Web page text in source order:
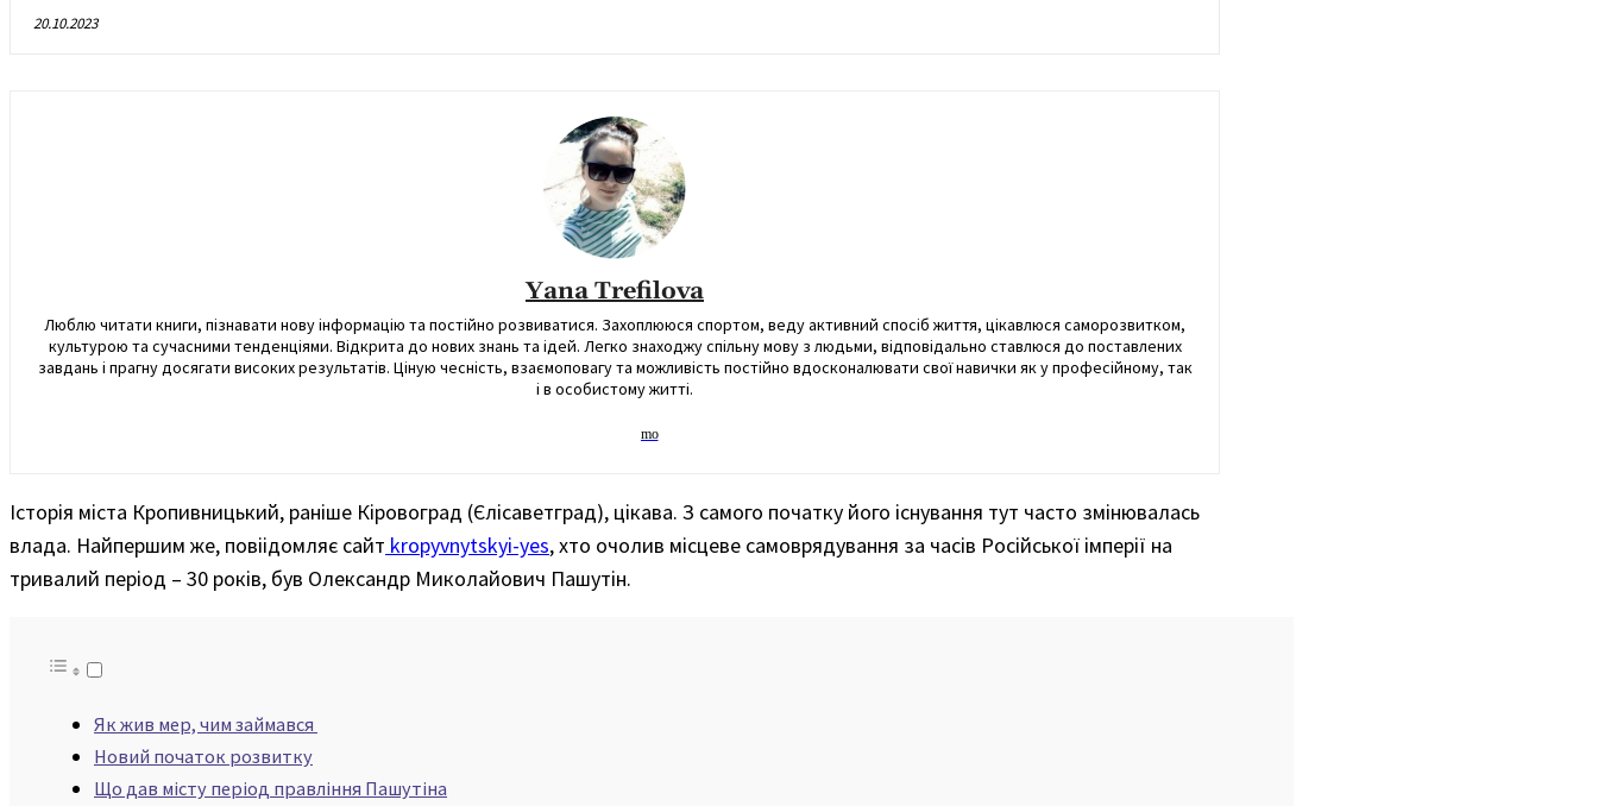
20.10.2023
Yana Trefilova
Люблю читати книги, пізнавати нову інформацію та постійно розвиватися. Захоплююся спортом, веду активний спосіб життя, цікавлюся саморозвитком,
культурою та сучасними тенденціями. Відкрита до нових знань та ідей. Легко знаходжу спільну мову з людьми, відповідально ставлюся до поставлених
завдань і прагну досягати високих результатів. Ціную чесність, взаємоповагу та можливість постійно вдосконалювати свої навички як у професійному, так
і в особистому житті.
Історія міста Кропивницький, раніше Кіровоград (Єлісаветград), цікава. З самого початку його існування тут часто змінювалась
влада. Найпершим же, повіідомляє сайт kropyvnytskyi-yes, хто очолив місцеве самоврядування за часів Російської імперії на
тривалий період – 30 років, був Олександр Миколайович Пашутін.
Як жив мер, чим займався
Новий початок розвитку
Що дав місту період правління Пашутіна